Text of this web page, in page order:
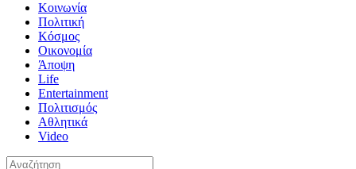
Κοινωνία
Πολιτική
Κόσμος
Οικονομία
Άποψη
Life
Entertainment
Πολιτισμός
Αθλητικά
Video